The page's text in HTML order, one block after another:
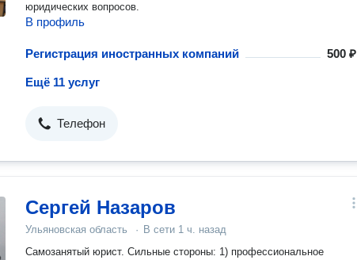
юридических вопросов.
В профиль
Регистрация иностранных компаний 500 ₽
Ещё 11 услуг
Телефон
Сергей Назаров
Ульяновская область · В сети 1 ч. назад
Самозанятый юрист. Сильные стороны: 1) профессиональное